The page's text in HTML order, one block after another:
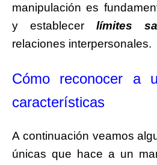
manipulación es
y establecer límites
relaciones interpersonales.
Cómo reconocer a
características
A continuación veamos
únicas que hace a un